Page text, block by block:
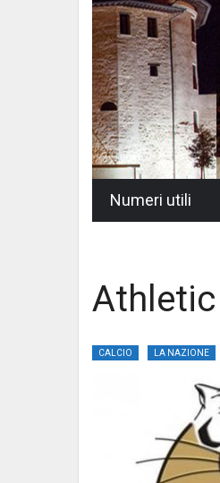
Numeri utili
CALCIO LA NAZIONE